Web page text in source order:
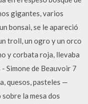
gigantes, varios
bonsai, se le apareció
troll, un ogro y un orco
y corbata roja, llevaba
Simone de Beauvoir 7
quesos, pasteles —
la mesa dos